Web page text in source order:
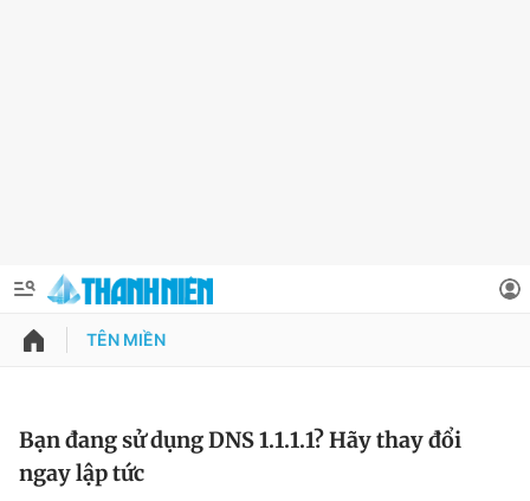
QUẢNG CÁO
Thông tin tài khoản
Đổi mật khẩu
TÊN MIỀN
Bạn đang sử dụng DNS 1.1.1.1? Hãy thay đổi
ngay lập tức